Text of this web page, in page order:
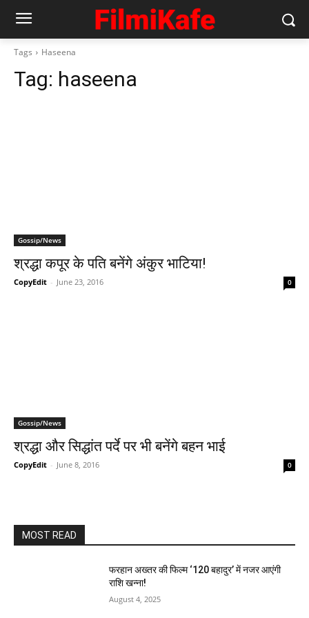
Tags Haseena
Tag: haseena
Gossip/News
श्रद्धा कपूर के पति बनेंगे अंकुर भाटिया!
CopyEdit - June 23, 2016 0
Gossip/News
श्रद्धा और सिद्धांत पर्दे पर भी बनेंगे बहन भाई
CopyEdit - June 8, 2016 0
MOST READ
फरहान अख्तर की फिल्म ‘120 बहादुर’ में नजर आएंगी
राशि खन्ना!
August 4, 2025